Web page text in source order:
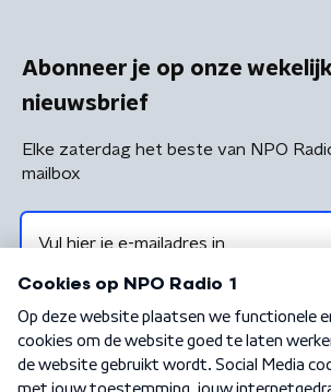
Abonneer je op onze
nieuwsbrief
Elke zaterdag het beste van NPO
mailbox
Algemene voorwaarden Privacybeleid